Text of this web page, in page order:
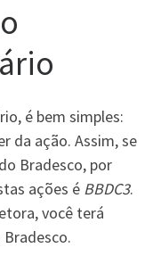
é bem simples:
da ação. Assim, se
Bradesco, por
ações é BBDC3.
você terá